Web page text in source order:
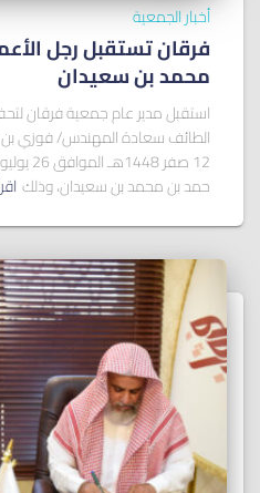
أخبار الجمعية
فرقان تستقبل رجل
ﻣﺤﻤﺪ ﺑﻦ ﺳﻌﻴﺪان
استقبل مدير عام جمعية فرقان
الطائف سعادة المهندس/ فوزي بن
حمد بن محمد بن سعيدان، وذلك